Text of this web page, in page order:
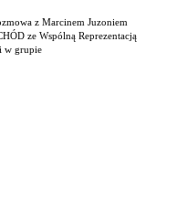
z Marcinem Juzoniem
ze Wspólną Reprezentacją
w grupie